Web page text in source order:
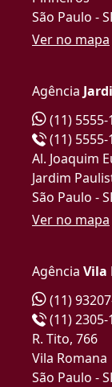
São Paulo -
Ver no mapa
Agência
(11) 5555-
(11) 5555-
Al. Joaquim
Jardim
São Paulo -
Ver no mapa
Agência Vila
(11)
(11) 2305-
R. Tito, 766
Vila Romana
São Paulo -